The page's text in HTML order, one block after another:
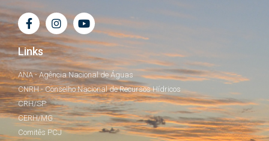
Links
ANA - Agência Nacional de Águas
CNRH - Conselho Nacional de Recursos Hídricos
CRH/SP
CERH/MG
Comitês PCJ